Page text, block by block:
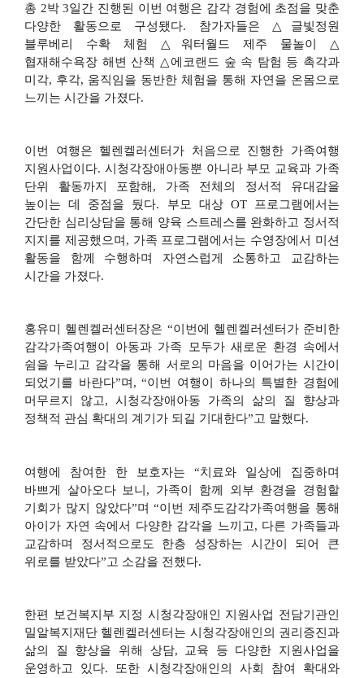
총 2박3일간 진행된 이번 여행은 감각 경험에 초점을 맞춘
다양한 활동으로 구성됐다. 참가자들은 △ 글빛정원
블루베리 수확 체험
△ 워터월드 제주 물놀이
△
협재해수욕장 해변 산책 △에코랜드 숲 속 탐험 등 촉각과
미각, 후각, 움직임을 동반한 체험을 통해 자연을 온몸으로
느끼는 시간을 가졌다.
이번 여행은 헬렌켈러센터가 처음으로 진행한 가족여행
지원사업이다. 시청각장애아동뿐 아니라 부모 교육과 가족
단위 활동까지 포함해 , 가족 전체의 정서적 유대감을
높이는 데 중점을 뒀다. 부모 대상OT
프로그램에서는
간단한 심리상담을 통해 양육 스트레스를 완화하고 정서적
지지를 제공했으며 , 가족 프로그램에서는 수영장에서 미션
활동을 함께 수행하며 자연스럽게 소통하고 교감하는
시간을 가졌다.
홍유미 헬렌켈러센터장은 “이번에 헬렌켈러센터가 준비한
감각가족여행이 아동과 가족 모두가 새로운 환경 속에서
쉼을 누리고 감각을 통해 서로의 마음을 이어가는 시간이
되었기를 바란다”며 , “이번 여행이 하나의 특별한 경험에
머무르지 않고, 시청각장애아동 가족의 삶의 질 향상과
정책적 관심 확대의 계기가 되길 기대한다”고 말했다.
여행에 참여한 한 보호자는 “치료와 일상에 집중하며
바쁘게 살아오다 보니, 가족이 함께 외부 환경을 경험할
기회가 많지 않았다”며 “이번 제주도감각가족여행을 통해
아이가 자연 속에서 다양한 감각을 느끼고, 다른 가족들과
교감하며 정서적으로도 한층 성장하는 시간이 되어 큰
위로를 받았다”고 소감을 전했다.
한편 보건복지부 지정 시청각장애인 지원사업 전담기관인
밀알복지재단 헬렌켈러센터는 시청각장애인의 권리증진과
삶의 질 향상을 위해 상담,
교육 등 다양한 지원사업을
운영하고 있다.
또한 시청각장애인의 사회 참여 확대와